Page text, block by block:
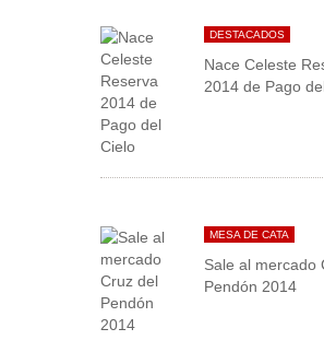
DESTACADOS
Nace Celeste
2014 de Pago
MESA DE CATA
Sale al mercado
Pendón 2014